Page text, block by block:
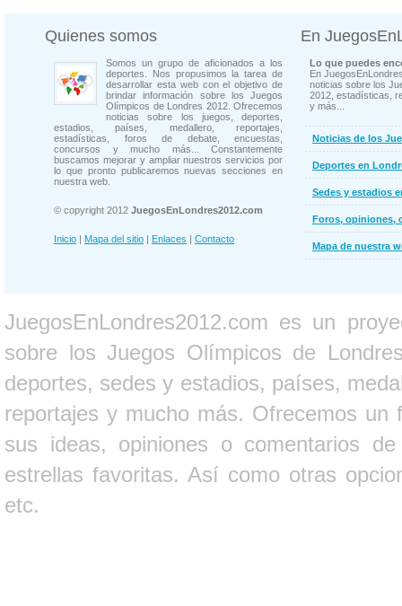
Quienes somos
Somos un grupo de aficionados a los
deportes. Nos propusimos la tarea de
desarrollar esta web con el objetivo de
brindar información sobre los Juegos
Olímpicos de Londres 2012. Ofrecemos
noticias sobre los juegos, deportes,
estadios, países, medallero, reportajes,
estadísticas, foros de debate, encuestas,
concursos y mucho más... Constantemente
buscamos mejorar y ampliar nuestros servicios por
lo que pronto publicaremos nuevas secciones en
nuestra web.
© copyright 2012 JuegosEnLondres2012.com
Inicio | Mapa del sitio | Enlaces | Contacto
En
Lo que puedes
En
noticias sobre los
2012, estadísticas,
y más...
Noticias de los
Deportes en
Sedes y estadios
Foros, opiniones,
Mapa de nuestra
JuegosEnLondres2012.com es un
sobre los Juegos Olímpicos de
deportes, sedes y estadios, países,
reportajes y mucho más. Ofrecemos un
sus ideas, opiniones o comentarios
estrellas favoritas. Así como otras
etc.